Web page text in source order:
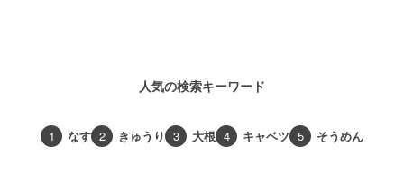
人気の検索キーワード
1 なす 2 きゅうり 3 大根 4 キャベツ 5 そうめん